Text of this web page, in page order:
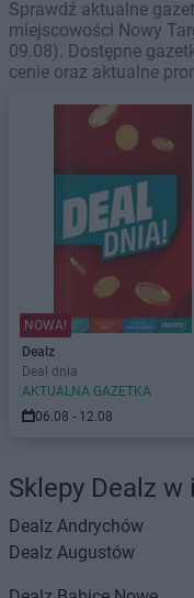
Sprawdź aktualne
miejscowości Nowy
09.08). Dostępne
cenie oraz aktualne
NOWA!
Dealz
Deal dnia
AKTUALNA GAZETKA
06.08 - 12.08
Sklepy Dealz
Dealz Andrychów
Dealz Augustów